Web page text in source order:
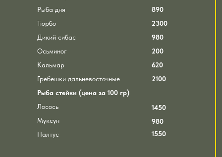
Рыба дня
Тюрбо
Дикий сибас
Осьминог
Кальмар
Гребешки дальневосточные
Рыба стейки (цена за 100 гр)
Лосось
Муксун
Палтус
890
980
200
620
2100
1450
980
1550
2300